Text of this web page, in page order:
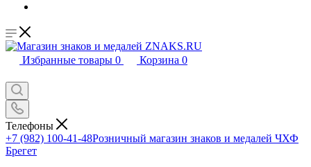
Избранные товары 0 Корзина 0
Телефоны
+7 (982) 100-41-48Розничный магазин знаков и медалей ЧХФ
Брегет